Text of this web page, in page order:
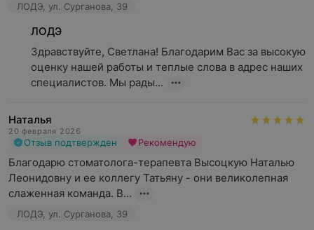
ЛОДЭ, ул. Сурганова, 39
ЛОДЭ
Здравствуйте, Светлана! Благодарим Вас за высокую
оценку нашей работы и теплые слова в адрес наших
специалистов. Мы рады...
Наталья
20 февраля 2026
Отзыв подтвержден Рекомендую
Благодарю стоматолога-терапевта Высоцкую Наталью
Леонидовну и ее коллегу Татьяну - они великолепная
слаженная команда. В...
ЛОДЭ, ул. Сурганова, 39